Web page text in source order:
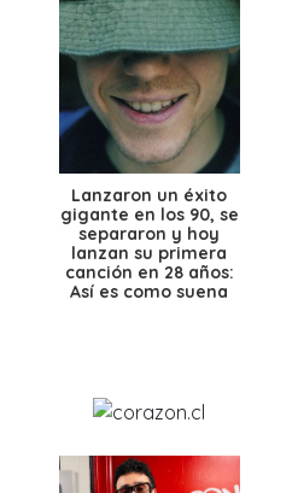
Lanzaron un éxito
gigante en los 90, se
separaron y hoy
lanzan su primera
canción en 28 años:
Así es como suena